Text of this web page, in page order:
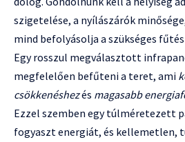
szigetelése, a nyílászárók
mind befolyásolja a szükséges
Egy rosszul megválasztott
megfelelően befűteni a teret, ami
csökkenéshezés magasabb
Ezzel szemben egy túlméretezett
fogyaszt energiát, és kellemetlen,